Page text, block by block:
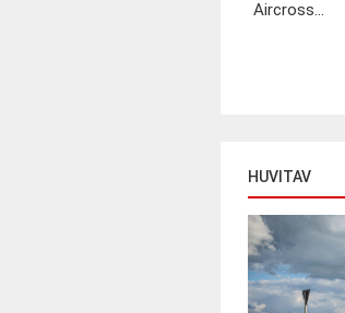
Aircross...
HUVITAV